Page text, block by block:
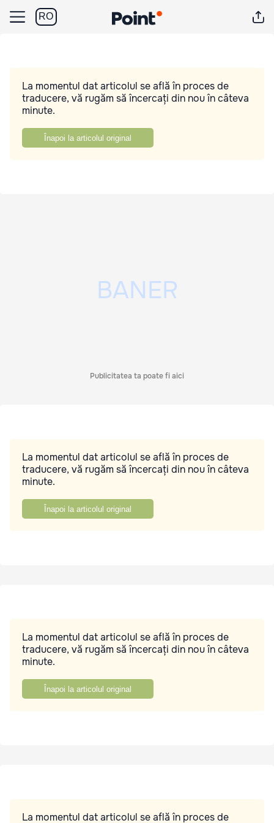
RO
La momentul dat articolul se află în proces de
traducere, vă rugăm să încercați din nou în câteva
minute.
Înapoi la articolul original
Publicitatea ta poate fi aici
La momentul dat articolul se află în proces de
traducere, vă rugăm să încercați din nou în câteva
minute.
Înapoi la articolul original
La momentul dat articolul se află în proces de
traducere, vă rugăm să încercați din nou în câteva
minute.
Înapoi la articolul original
La momentul dat articolul se află în proces de